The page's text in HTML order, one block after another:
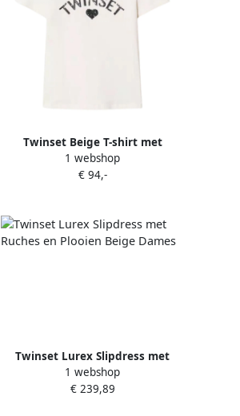
Twinset Beige T-shirt met
paillettenhart Beige Dames
1 webshop
€ 94,-
Twinset Lurex Slipdress met
Ruches en Plooien Beige Dames
1 webshop
€ 239,89